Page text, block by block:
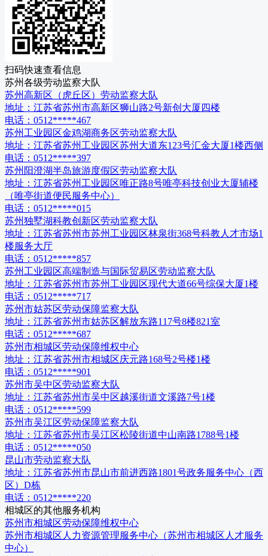
扫码快速查看信息
苏州各级劳动监察大队
苏州高新区（虎丘区）劳动监察大队
地址： 江苏省苏州市高新区狮山路2号新创大厦四楼
电话： 0512*****467
苏州工业园区金鸡湖商务区劳动监察大队
地址： 江苏省苏州工业园区苏州大道东123号汇金大厦1楼西侧
电话： 0512*****397
苏州阳澄湖半岛旅游度假区劳动监察大队
地址： 江苏省苏州工业园区唯正路8号唯亭科技创业大厦辅楼
（唯亭街道便民服务中心）
电话： 0512*****015
苏州独墅湖科教创新区劳动监察大队
地址： 江苏省苏州市苏州工业园区林泉街368号科教人才市场1
楼服务大厅
电话： 0512*****857
苏州工业园区高端制造与国际贸易区劳动监察大队
地址： 江苏省苏州市苏州工业园区现代大道66号综保大厦1楼
电话： 0512*****717
苏州市姑苏区劳动保障监察大队
地址： 江苏省苏州市姑苏区解放东路117号8楼821室
电话： 0512*****687
苏州市相城区劳动保障维权中心
地址： 江苏省苏州市相城区庆元路168号2号楼1楼
电话： 0512*****901
苏州市吴中区劳动监察大队
地址： 江苏省苏州市吴中区越溪街道文溪路7号1楼
电话： 0512*****599
苏州市吴江区劳动保障监察大队
地址： 江苏省苏州市吴江区松陵街道中山南路1788号1楼
电话： 0512*****050
昆山市劳动监察大队
地址： 江苏省苏州市昆山市前进西路1801号政务服务中心（西
区）D栋
电话： 0512*****220
相城区的其他服务机构
苏州市相城区劳动保障维权中心
苏州市相城区人力资源管理服务中心（苏州市相城区人才服务
中心）